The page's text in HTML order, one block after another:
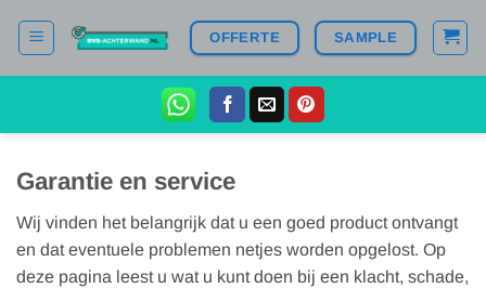
naar
OFFERTE SAMPLE
Garantie en service
Wij vinden het belangrijk dat u een goed product ontvangt
en dat eventuele problemen netjes worden opgelost. Op
deze pagina leest u wat u kunt doen bij een klacht, schade,